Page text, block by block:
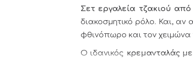
Σετ εργαλεία τζακιού
διακοσμητικό ρόλο. Και, αν
φθινόπωρο και τον
Ο ιδανικός κρεμανταλάς